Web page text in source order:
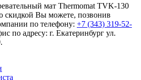
мат Thermomat TVK-130
скидкой Вы можете, позвонив
по телефону: +7 (343) 319-52-
по адресу: г. Екатеринбург ул.